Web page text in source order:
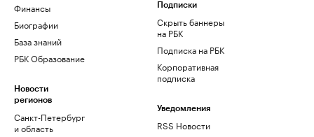
Финансы
Биографии
База знаний
РБК Образование
Новости
регионов
Санкт-Петербург
и область
Подписки
Скрыть баннеры
на РБК
Подписка на РБК
Корпоративная
подписка
Уведомления
RSS Новости